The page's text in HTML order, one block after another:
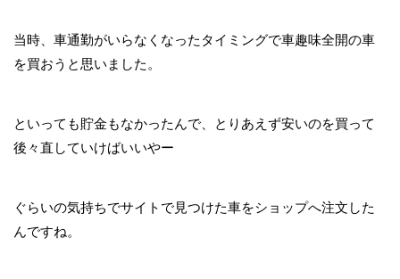
当時、車通勤がいらなくなったタイミングで車趣味全開の車
を買おうと思いました。
といっても貯金もなかったんで、とりあえず安いのを買って
後々直していけばいいやー
ぐらいの気持ちでサイトで見つけた車をショップへ注文した
んですね。